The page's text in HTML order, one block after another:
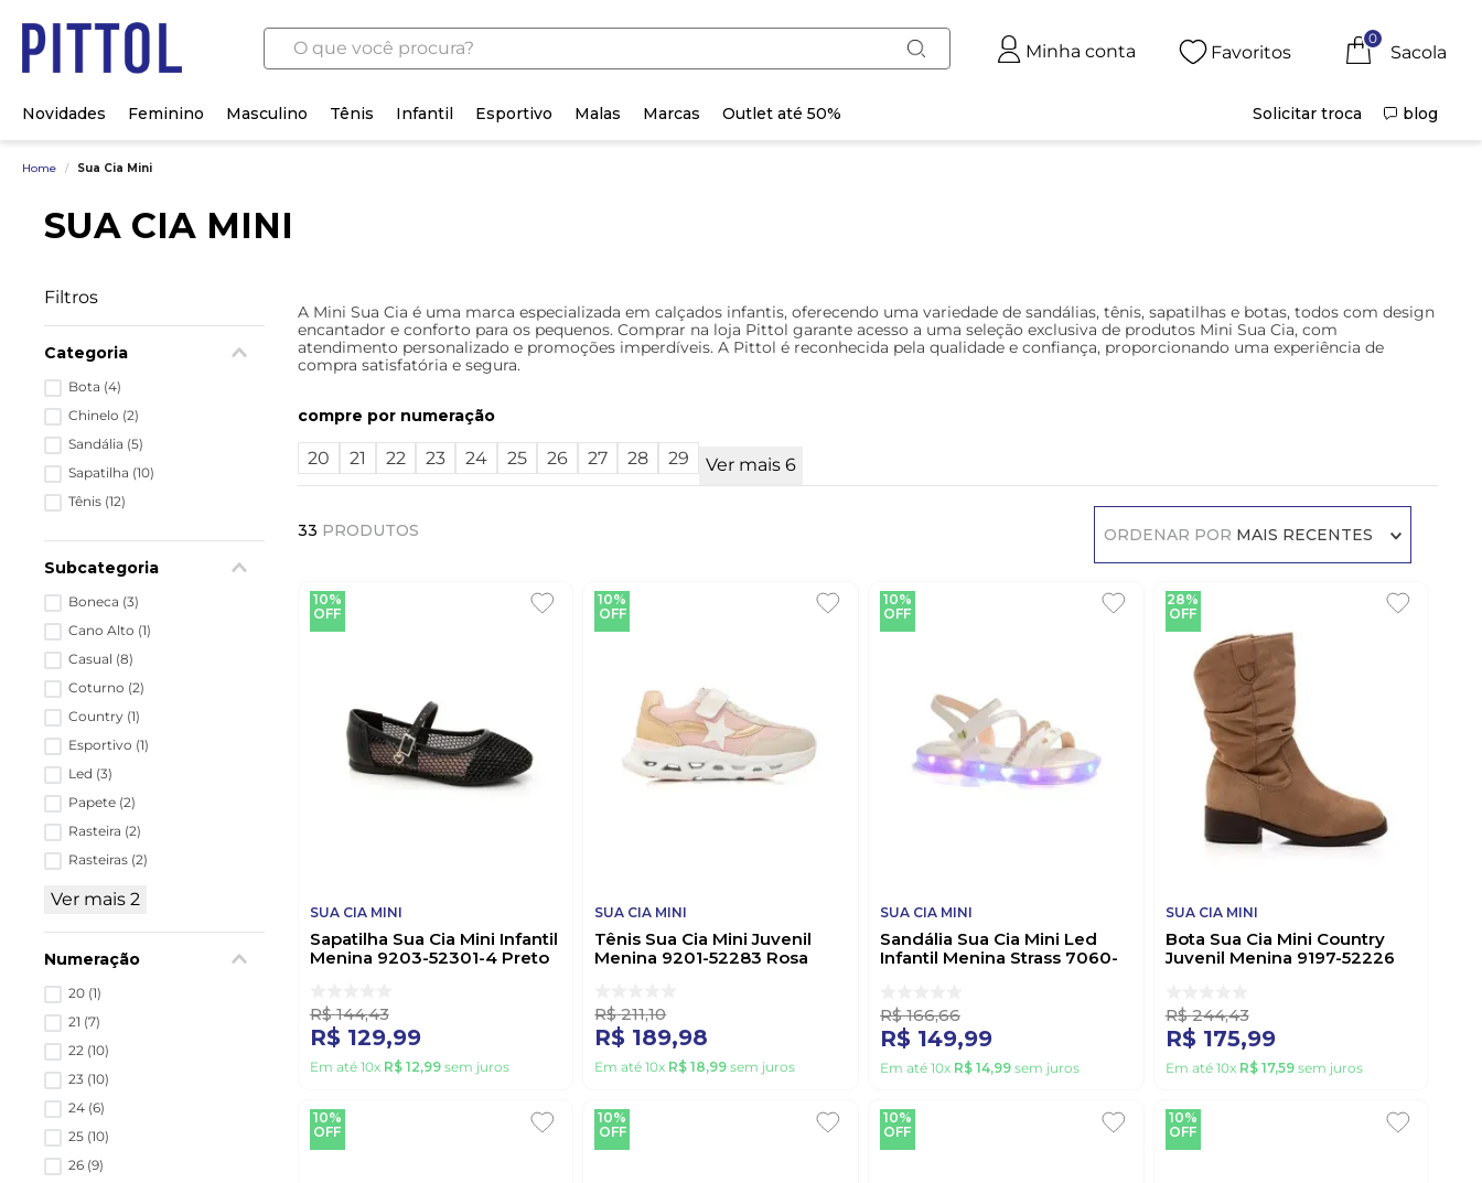
O que você procura?
Minha conta Favoritos
0
Novidades Feminino Masculino Tênis Infantil Esportivo Malas Marcas Outlet até 50% Solicitar troca blog
Home / Sua Cia Mini
SUA CIA MINI
Filtros
Categoria
Bota (4)
Chinelo (2)
Sandália (5)
Sapatilha (10)
Tênis (12)
Subcategoria
Boneca (3)
Cano Alto (1)
Casual (8)
Coturno (2)
Country (1)
Esportivo (1)
Led (3)
Papete (2)
Rasteira (2)
Rasteiras (2)
Ver mais 2
Numeração
20 (1)
21 (7)
22 (10)
23 (10)
24 (6)
25 (10)
26 (9)
A Mini Sua Cia é uma marca especializada em calçados infantis, oferecendo uma variedade de sandálias, tênis, sapatilhas e botas, todos com design
encantador e conforto para os pequenos. Comprar na loja Pittol garante acesso a uma seleção exclusiva de produtos Mini Sua Cia, com
atendimento personalizado e promoções imperdíveis. A Pittol é reconhecida pela qualidade e confiança, proporcionando uma experiência de
compra satisfatória e segura.
numeração
20 21 22 23 24 25 26 27 28 29 Ver mais 6
33 PRODUTOS ORDENAR POR MAIS RECENTES
10%
OFF
SUA CIA MINI
Sapatilha Sua Cia Mini Infantil
Menina 9203-52301-4 Preto
R$ 144,43
R$ 129,99
Em até 10x R$ 12,99sem juros
10%
OFF
SUA CIA MINI
Tênis Sua Cia Mini Juvenil
Menina 9201-52283 Rosa
R$ 211,10
R$ 189,98
Em até10x R$ 18,99 sem juros
10%
OFF
SUA CIA MINI
Sandália Sua Cia Mini Led
Infantil Menina Strass 7060-
R$ 166,66
R$ 149,99
Em até 10x R$ 14,99sem juros
28%
OFF
SUA CIA MINI
Bota Sua Cia Mini Country
Juvenil Menina 9197-52226
R$ 244,43
R$ 175,99
Em até 10x R$ 17,59sem juros
10%
OFF
10%
OFF
10%
OFF
10%
OFF